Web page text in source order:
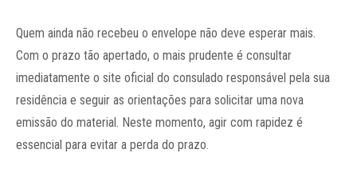
Quem ainda não recebeu o envelope não deve esperar mais.
Com o prazo tão apertado, o mais prudente é consultar
imediatamente o site oficial do consulado responsável pela sua
residência e seguir as orientações para solicitar uma nova
emissão do material. Neste momento, agir com rapidez é
essencial para evitar a perda do prazo.